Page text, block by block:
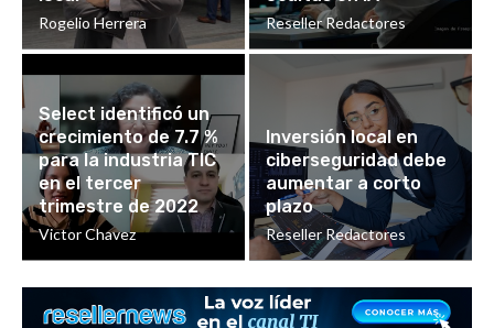
Rogelio Herrera Reseller Redactores
Select identificó un
crecimiento de 7.7 %
para la industria TIC
en el tercer
trimestre de 2022
Victor Chavez
Inversión local en
ciberseguridad debe
aumentar a corto
plazo
Reseller Redactores